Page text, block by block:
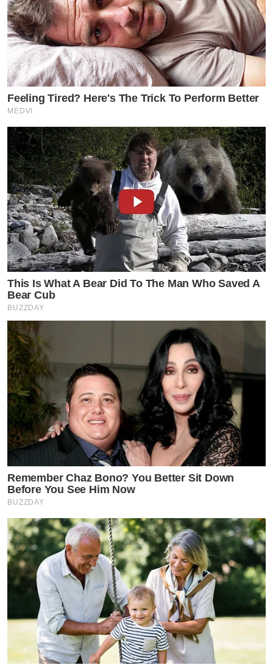
Feeling Tired? Here's The Trick To Perform Better
MEDVI
This Is What A Bear Did To The Man Who Saved A
Bear Cub
BUZZDAY
Remember Chaz Bono? You Better Sit Down
Before You See Him Now
BUZZDAY